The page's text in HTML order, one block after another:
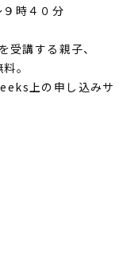
時４０分
講する親子、
。
上の申し込みサ